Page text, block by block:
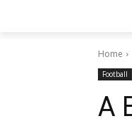
Home
Football
A